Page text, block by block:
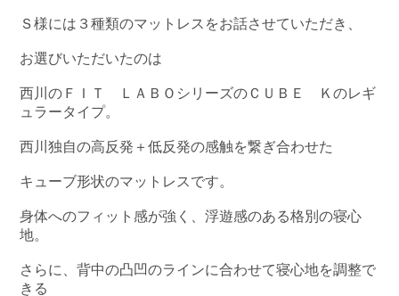
Ｓ様には３種類のマットレスをお話させていただき、
お選びいただいたのは
西川のＦＩＴ ＬＡＢＯシリーズのＣＵＢＥ Ｋのレギ
ュラータイプ。
西川独自の高反発＋低反発の感触を繋ぎ合わせた
キューブ形状のマットレスです。
身体へのフィット感が強く、浮遊感のある格別の寝心
地。
さらに、背中の凸凹のラインに合わせて寝心地を調整で
きる